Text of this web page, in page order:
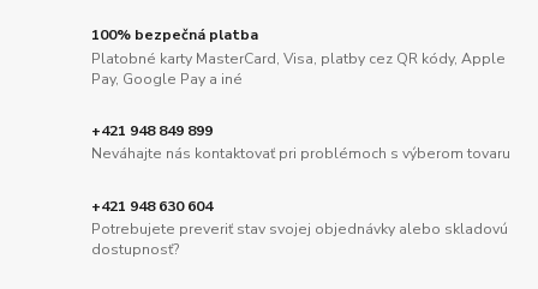
100% bezpečná platba
Platobné karty MasterCard, Visa, platby cez QR kódy, Apple
Pay, Google Pay a iné
+421 948 849 899
Neváhajte nás kontaktovať pri problémoch s výberom tovaru
+421 948 630 604
Potrebujete preveriť stav svojej objednávky alebo skladovú
dostupnosť?